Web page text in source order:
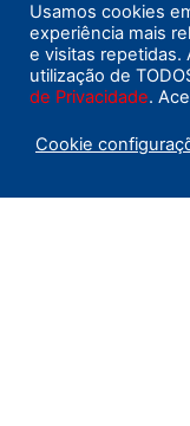
Av. Raja
219 Santa
Usamos cookies
experiência mais
e visitas repetidas.
utilização de
de Privacidade.
Cookie